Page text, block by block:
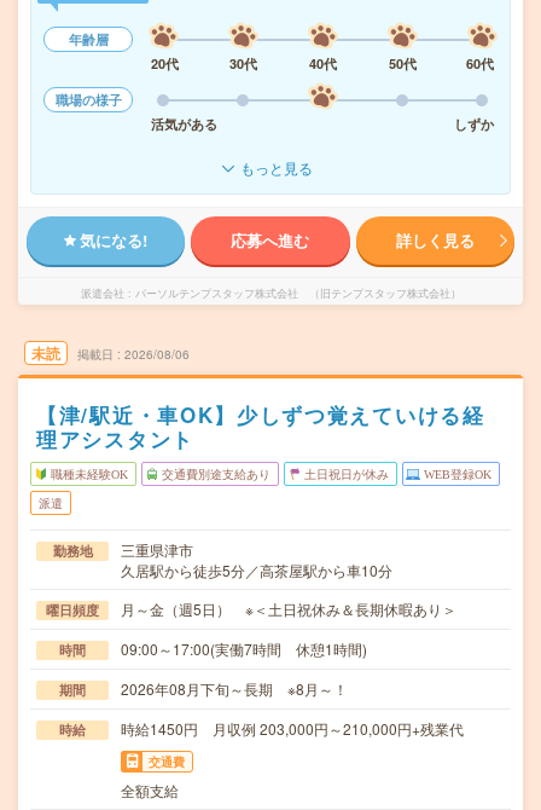
年齢層
20代
30代 40代 50代
60代
職場の様子
活気がある
しずか
もっと見る
気になる! 応募へ進む 詳しく見る
派遣会社 パーソルテンプスタッフ株式会社 （旧テンプスタッフ株式会社）
未読 掲載日 2026/08/06
【津/駅近・車OK】少しずつ覚えていける経
理アシスタント
職種未経験OK 交通費別途支給あり 土日祝日が休み WEB登録OK
派遣
勤務地
三重県津市
久居駅から徒歩5分／高茶屋駅から車10分
曜日頻度 月～金（週5日） ※＜土日祝休み＆長期休暇あり＞
時間 09:00～17:00(実働7時間 休憩1時間)
期間 2026年08月下旬～長期 ※8月～！
時給 時給1450円 月収例 203,000円～210,000円+残業代
交通費
全額支給